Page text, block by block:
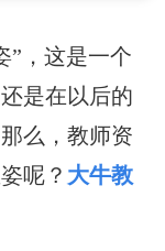
”，这是一个
是在以后的
么，教师资
呢？ 大牛教